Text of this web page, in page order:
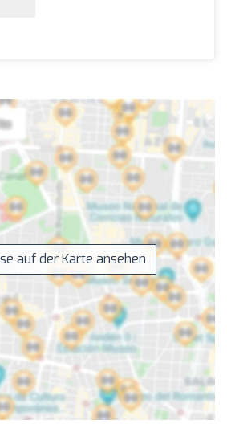
auf der Karte ansehen